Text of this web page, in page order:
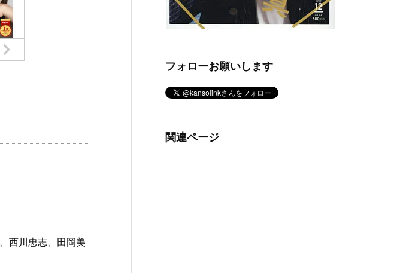
、西川忠志、田岡美
フォローお願いします
関連ページ